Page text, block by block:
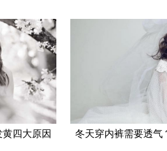
四大原因 冬天穿内裤需要透气